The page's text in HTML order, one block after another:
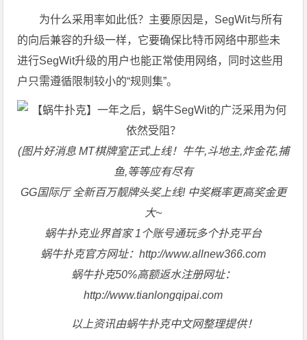
为什么采用率如此低？主要原因是，SegWit与所有
的向后兼容的升级一样，它要确保比特币网络中那些未
进行SegWit升级的用户也能正常使用网络，同时这些用
户只需遵循限制较小的“规则集”。
(图片好消息 MT棋牌室正式上线！牛牛,斗地主,炸金花,捕
鱼,等等应有尽有
GG国际厅 全新百万靓牌头奖上线! 中奖概率更高奖金更
大~
蜗牛扑克业界首家 1个账号通玩多个扑克平台
蜗牛扑克官方网址：http://www.allnew366.com
蜗牛扑克50%高额返水注册网址：
http://www.tianlongqipai.com
以上资讯由蜗牛扑克中文网整理提供！